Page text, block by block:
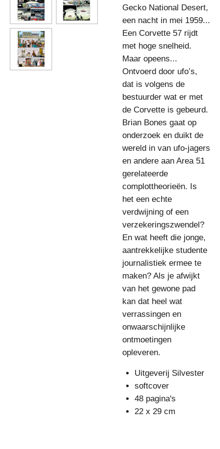
Gecko National Desert,
een nacht in mei 1959...
Een Corvette 57 rijdt
met hoge snelheid.
Maar opeens...
Ontvoerd door ufo’s,
dat is volgens de
bestuurder wat er met
de Corvette is gebeurd.
Brian Bones gaat op
onderzoek en duikt de
wereld in van ufo-jagers
en andere aan Area 51
gerelateerde
complottheorieën. Is
het een echte
verdwijning of een
verzekeringszwendel?
En wat heeft die jonge,
aantrekkelijke studente
journalistiek ermee te
maken? Als je afwijkt
van het gewone pad
kan dat heel wat
verrassingen en
onwaarschijnlijke
ontmoetingen
opleveren.
Uitgeverij Silvester
softcover
48 pagina's
22 x 29 cm